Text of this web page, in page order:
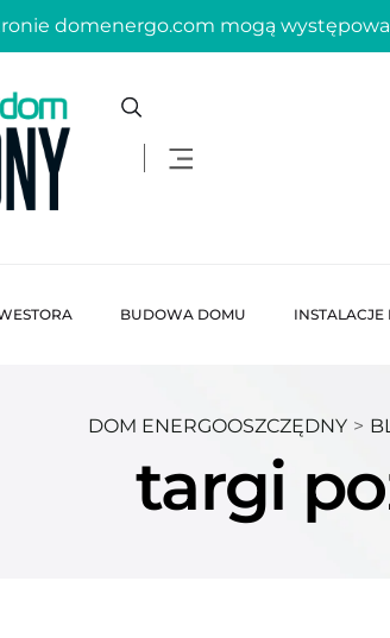
domenergo.com mogą
BUDOWA DOMU INSTALACJE
DOM ENERGOOSZCZĘDNY >
targi